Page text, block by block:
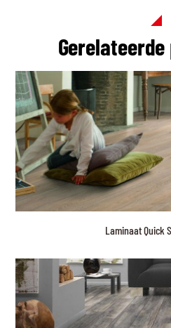
Laminaat Quick